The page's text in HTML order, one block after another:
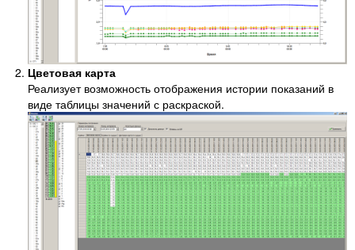
Цветовая карта
Реализует возможность отображения истории показаний в
виде таблицы значений с раскраской.